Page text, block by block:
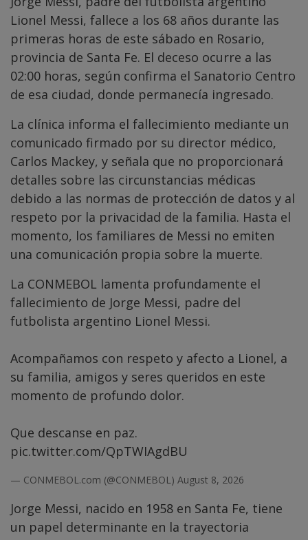
Lionel Messi, fallece a los 68 años durante las
primeras horas de este sábado en Rosario,
provincia de Santa Fe. El deceso ocurre a las
02:00 horas, según confirma el Sanatorio Centro
de esa ciudad, donde permanecía ingresado.
La clínica informa el fallecimiento mediante un
comunicado firmado por su director médico,
Carlos Mackey, y señala que no proporcionará
detalles sobre las circunstancias médicas
debido a las normas de protección de datos y al
respeto por la privacidad de la familia. Hasta el
momento, los familiares de Messi no emiten
una comunicación propia sobre la muerte.
La CONMEBOL lamenta profundamente el
fallecimiento de Jorge Messi, padre del
futbolista argentino Lionel Messi.
Acompañamos con respeto y afecto a Lionel, a
su familia, amigos y seres queridos en este
momento de profundo dolor.
Que descanse en paz.
pic.twitter.com/QpTWIAgdBU
— CONMEBOL.com (@CONMEBOL) August 8, 2026
Jorge Messi, nacido en 1958 en Santa Fe, tiene
un papel determinante en la trayectoria